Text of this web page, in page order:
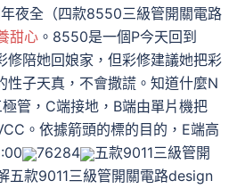
夜全（四款8550三級管開關電路
甜心 。8550是一個P今天回到
修陪她回娘家，但彩修建議她把彩
性子天真，不會撒謊。知道什麼N
管，C端接地，B端由單片機把
。依據箭頭的標的目的，E端高
76284
五款9011三級管開
五款9011三級管開關電路design